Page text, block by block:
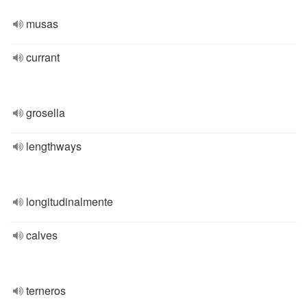
musas
currant
grosella
lengthways
longitudinalmente
calves
terneros